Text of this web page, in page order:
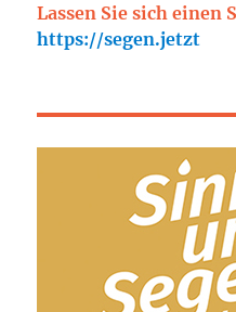
Lassen Sie sich einen
https://segen.jetzt